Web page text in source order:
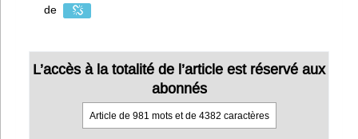
de
L’accès à la totalité de l’article est réservé aux
abonnés
Article de 981 mots et de 4382 caractères